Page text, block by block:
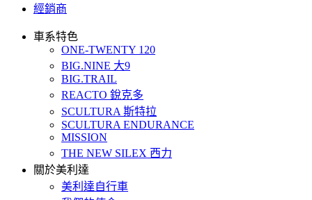
經銷商
車系特色
ONE-TWENTY 120
BIG.NINE 大9
BIG.TRAIL
REACTO 銳克多
SCULTURA 斯特拉
SCULTURA ENDURANCE
MISSION
THE NEW SILEX 西力
關於美利達
美利達自行車